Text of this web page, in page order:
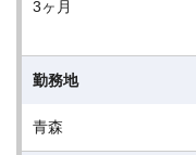
3ヶ月
勤務地
青森